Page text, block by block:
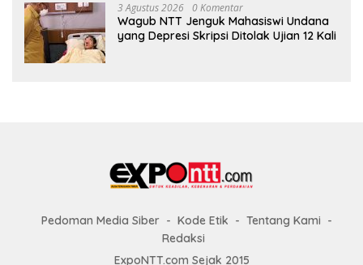
3 Agustus 2026 0 Komentar
Wagub NTT Jenguk Mahasiswi Undana
yang Depresi Skripsi Ditolak Ujian 12 Kali
Pedoman Media Siber Kode Etik
Tentang Kami
Redaksi
ExpoNTT.com Sejak 2015